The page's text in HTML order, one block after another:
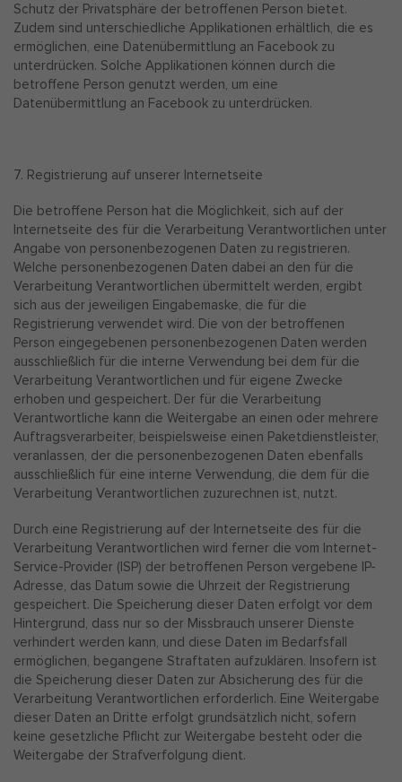
Schutz der Privatsphäre der betroffenen Person bietet.
Zudem sind unterschiedliche Applikationen erhältlich, die es
ermöglichen, eine Datenübermittlung an Facebook zu
unterdrücken. Solche Applikationen können durch die
betroffene Person genutzt werden, um eine
Datenübermittlung an Facebook zu unterdrücken.
7. Registrierung auf unserer Internetseite
Die betroffene Person hat die Möglichkeit, sich auf der
Internetseite des für die Verarbeitung Verantwortlichen unter
Angabe von personenbezogenen Daten zu registrieren.
Welche personenbezogenen Daten dabei an den für die
Verarbeitung Verantwortlichen übermittelt werden, ergibt
sich aus der jeweiligen Eingabemaske, die für die
Registrierung verwendet wird. Die von der betroffenen
Person eingegebenen personenbezogenen Daten werden
ausschließlich für die interne Verwendung bei dem für die
Verarbeitung Verantwortlichen und für eigene Zwecke
erhoben und gespeichert. Der für die Verarbeitung
Verantwortliche kann die Weitergabe an einen oder mehrere
Auftragsverarbeiter, beispielsweise einen Paketdienstleister,
veranlassen, der die personenbezogenen Daten ebenfalls
ausschließlich für eine interne Verwendung, die dem für die
Verarbeitung Verantwortlichen zuzurechnen ist, nutzt.
Durch eine Registrierung auf der Internetseite des für die
Verarbeitung Verantwortlichen wird ferner die vom Internet-
Service-Provider (ISP) der betroffenen Person vergebene IP-
Adresse, das Datum sowie die Uhrzeit der Registrierung
gespeichert. Die Speicherung dieser Daten erfolgt vor dem
Hintergrund, dass nur so der Missbrauch unserer Dienste
verhindert werden kann, und diese Daten im Bedarfsfall
ermöglichen, begangene Straftaten aufzuklären. Insofern ist
die Speicherung dieser Daten zur Absicherung des für die
Verarbeitung Verantwortlichen erforderlich. Eine Weitergabe
dieser Daten an Dritte erfolgt grundsätzlich nicht, sofern
keine gesetzliche Pflicht zur Weitergabe besteht oder die
Weitergabe der Strafverfolgung dient.